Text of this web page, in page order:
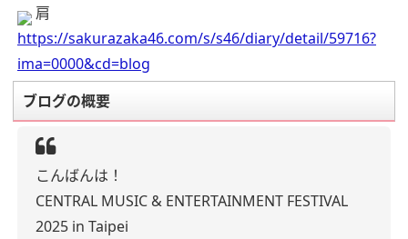
肩
https://sakurazaka46.com/s/s46/diary/detail/59716?
ima=0000&cd=blog
ブログの概要
こんばんは！
CENTRAL MUSIC & ENTERTAINMENT FESTIVAL
2025 in Taipei